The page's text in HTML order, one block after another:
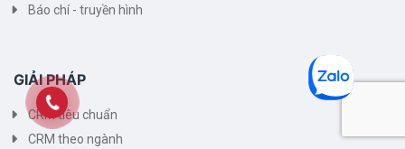
Báo chí - truyền hình
GIẢI PHÁP
CRM tiêu chuẩn
CRM theo ngành